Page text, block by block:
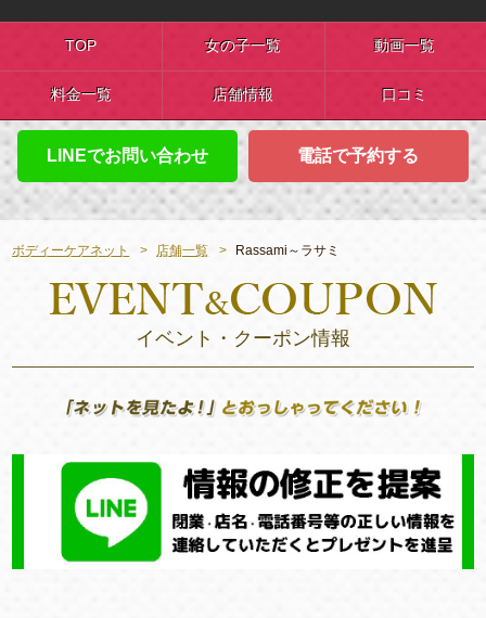
TOP 女の子一覧 動画一覧
料金一覧 店舗情報 口コミ
LINEでお問い合わせ 電話で予約する
ボディーケアネット 店舗一覧 Rassami～ラサミ
イベント・クーポン情報